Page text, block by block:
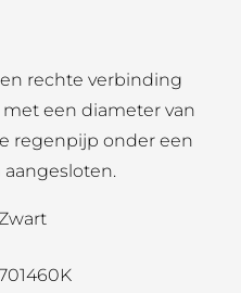
rechte verbinding
een diameter van
regenpijp onder een
aangesloten.